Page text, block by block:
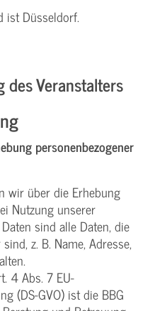
ist Düsseldorf.
des Veranstalters
personenbezogener
wir über die Erhebung
Nutzung unserer
sind alle Daten, die
z. B. Name, Adresse,
4 Abs. 7 EU-
(DS-GVO) ist die BBG